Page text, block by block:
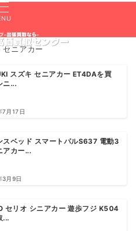
セニアカー
スズキ セニアカー ET4DAを買
ニ...
7月17日
スベッド スマートパルS637 電動3
アカー...
3月9日
セリオ シニアカー 遊歩フジ K504
...